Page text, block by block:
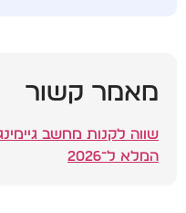
מאמר קשור
שווה לקנות מחשב
המלא ל־2026